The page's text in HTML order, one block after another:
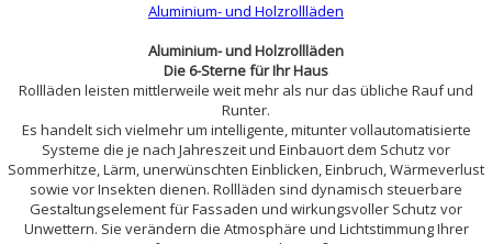
Aluminium- und Holzrollläden
Aluminium- und Holzrollläden
Die 6-Sterne für Ihr Haus
Rollläden leisten mittlerweile weit mehr als nur das übliche Rauf und
Runter.
Es handelt sich vielmehr um intelligente, mitunter vollautomatisierte
Systeme die je nach Jahreszeit und Einbauort dem Schutz vor
Sommerhitze, Lärm, unerwünschten Einblicken, Einbruch, Wärmeverlust
sowie vor Insekten dienen. Rollläden sind dynamisch steuerbare
Gestaltungselement für Fassaden und wirkungsvoller Schutz vor
Unwettern. Sie verändern die Atmosphäre und Lichtstimmung Ihrer